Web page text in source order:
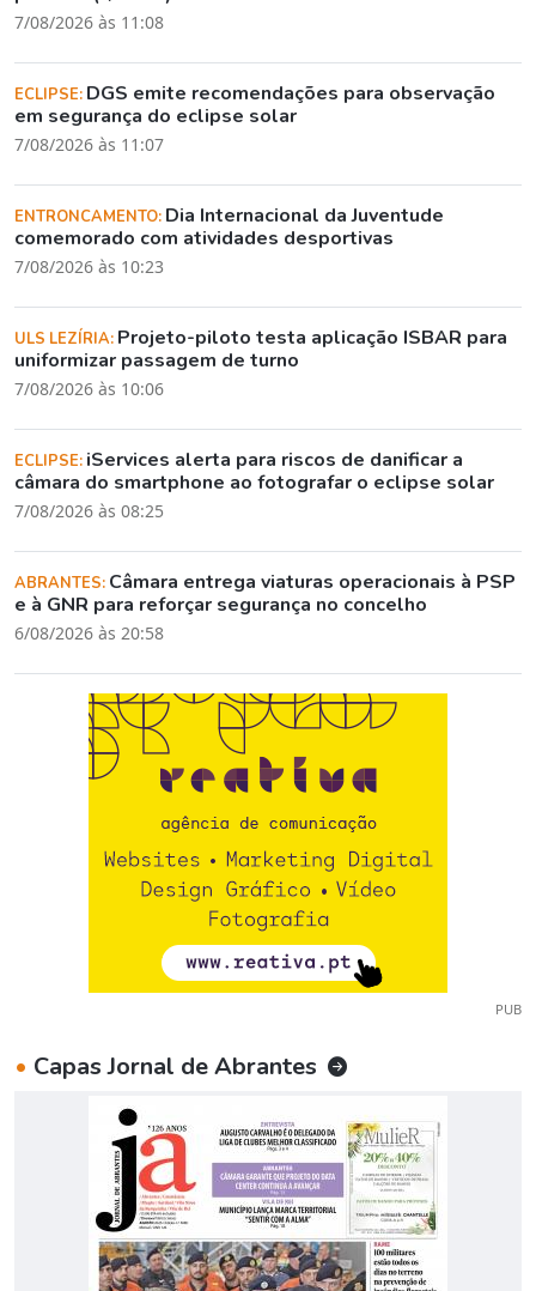
7/08/2026 às 11:08
ECLIPSE: DGS emite recomendações para observação
em segurança do eclipse solar
7/08/2026 às 11:07
ENTRONCAMENTO: Dia Internacional da Juventude
comemorado com atividades desportivas
7/08/2026 às 10:23
ULS LEZÍRIA: Projeto-piloto testa aplicação ISBAR para
uniformizar passagem de turno
7/08/2026 às 10:06
ECLIPSE: iServices alerta para riscos de danificar a
câmara do smartphone ao fotografar o eclipse solar
7/08/2026 às 08:25
ABRANTES: Câmara entrega viaturas operacionais à PSP
e à GNR para reforçar segurança no concelho
6/08/2026 às 20:58
PUB
• Capas Jornal de Abrantes